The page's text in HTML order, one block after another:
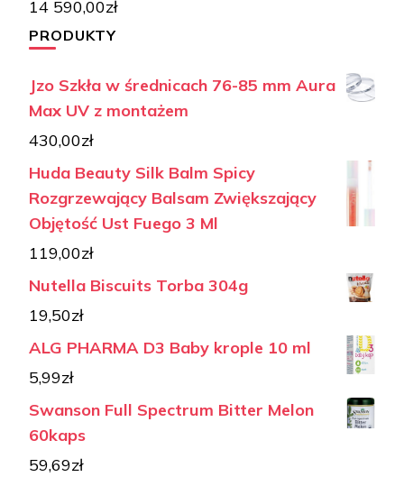
14 590,00zł
PRODUKTY
Jzo Szkła w średnicach 76-85 mm Aura
Max UV z montażem
430,00zł
Huda Beauty Silk Balm Spicy
Rozgrzewający Balsam Zwiększający
Objętość Ust Fuego 3 Ml
119,00zł
Nutella Biscuits Torba 304g
19,50zł
ALG PHARMA D3 Baby krople 10 ml
5,99zł
Swanson Full Spectrum Bitter Melon
60kaps
59,69zł